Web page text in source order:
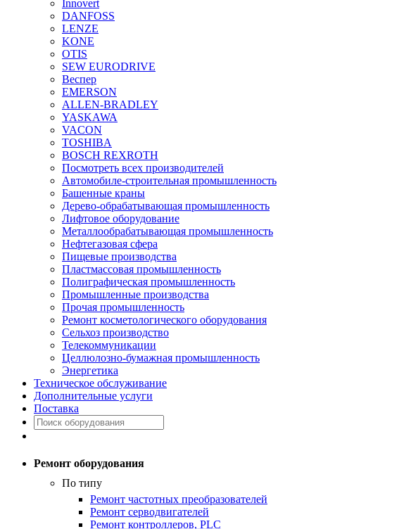
Innovert
DANFOSS
LENZE
KONE
OTIS
SEW EURODRIVE
Веспер
EMERSON
ALLEN-BRADLEY
YASKAWA
VACON
TOSHIBA
BOSCH REXROTH
Посмотреть всех производителей
Автомобиле-строительная промышленность
Башенные краны
Дерево-обрабатывающая промышленность
Лифтовое оборудование
Металлообрабатывающая промышленность
Нефтегазовая сфера
Пищевые производства
Пластмассовая промышленность
Полиграфическая промышленность
Промышленные производства
Прочая промышленность
Ремонт косметологического оборудования
Сельхоз производство
Телекоммуникации
Целлюлозно-бумажная промышленность
Энергетика
Техническое обслуживание
Дополнительные услуги
Поставка
Ремонт оборудования
По типу
Ремонт частотных преобразователей
Ремонт серводвигателей
Ремонт контроллеров, PLC